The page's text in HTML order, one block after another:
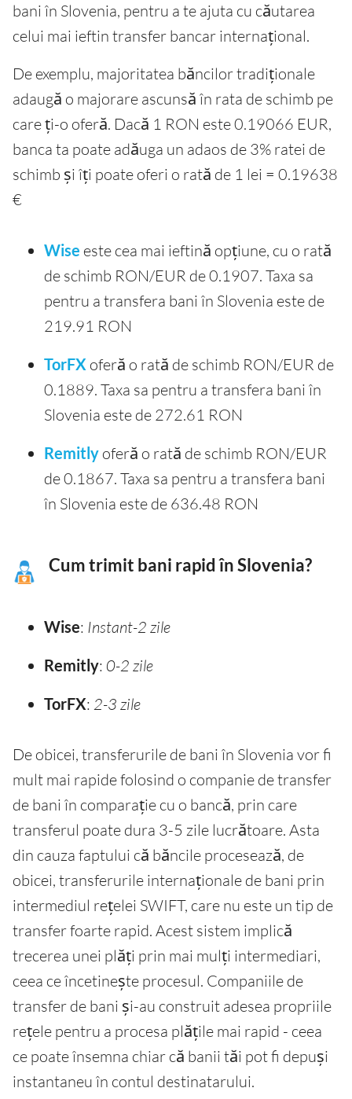
bani în Slovenia, pentru a te ajuta cu căutarea
celui mai ieftin transfer bancar internațional.
De exemplu, majoritatea băncilor tradiționale
adaugă o majorare ascunsă în rata de schimb pe
care ți-o oferă. Dacă 1 RON este 0.19066 EUR,
banca ta poate adăuga un adaos de 3% ratei de
schimb și îți poate oferi o rată de 1 lei = 0.19638
€
Wise este cea mai ieftină opțiune, cu o rată
de schimb RON/EUR de 0.1907. Taxa sa
pentru a transfera bani în Slovenia este de
219.91 RON
TorFX oferă o rată de schimb RON/EUR de
0.1889. Taxa sa pentru a transfera bani în
Slovenia este de 272.61 RON
Remitly oferă o rată de schimb RON/EUR
de 0.1867. Taxa sa pentru a transfera bani
în Slovenia este de 636.48 RON
Cum trimit bani rapid în Slovenia?
Wise: Instant-2 zile
Remitly: 0-2 zile
TorFX: 2-3 zile
De obicei, transferurile de bani în Slovenia vor fi
mult mai rapide folosind o companie de transfer
de bani în comparație cu o bancă, prin care
transferul poate dura 3-5 zile lucrătoare. Asta
din cauza faptului că băncile procesează, de
obicei, transferurile internaționale de bani prin
intermediul rețelei SWIFT, care nu este un tip de
transfer foarte rapid. Acest sistem implică
trecerea unei plăți prin mai mulți intermediari,
ceea ce încetinește procesul. Companiile de
transfer de bani și-au construit adesea propriile
rețele pentru a procesa plățile mai rapid - ceea
ce poate însemna chiar că banii tăi pot fi depuși
instantaneu în contul destinatarului.